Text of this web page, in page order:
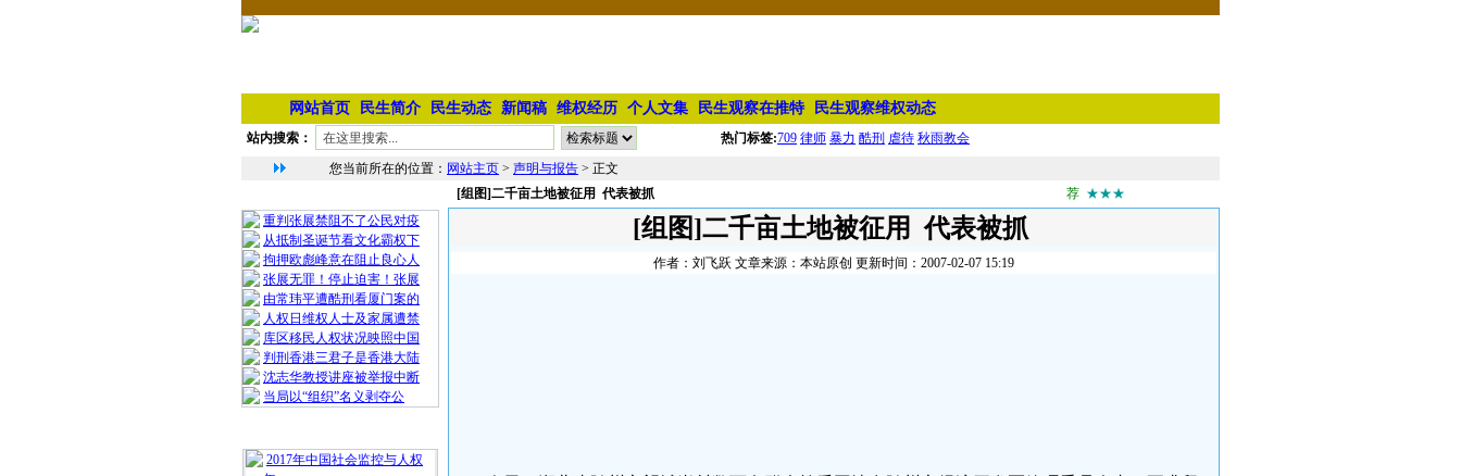
网站首页 民生简介 民生动态 新闻稿 维权经历 个人文集 民生观察在推特 民生观察维权动态
站内搜索： 热门标签:709 律师 暴力 酷刑 虐待 秋雨教会
您当前所在的位置： 网站主页 > 声明与报告 > 正文
重判张展禁阻不了公民对疫
从抵制圣诞节看文化霸权下
拘押欧彪峰意在阻止良心人
张展无罪！停止迫害！张展
由常玮平遭酷刑看厦门案的
人权日维权人士及家属遭禁
库区移民人权状况映照中国
判刑香港三君子是香港大陆
沈志华教授讲座被举报中断
当局以“组织”名义剥夺公
2017年中国社会监控与人权
[组图]二千亩土地被征用 代表被抓 荐 ★★★
[组图]二千亩土地被征用 代表被抓
作者：刘飞跃 文章来源：本站原创 更新时间：2007-02-07 15:19